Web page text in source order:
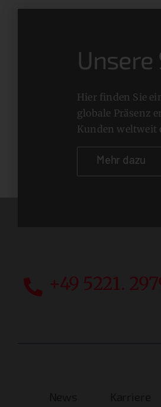
Hier finden Sie
globale Präsenz
Kunden weltweit
Mehr dazu
+49 5221.